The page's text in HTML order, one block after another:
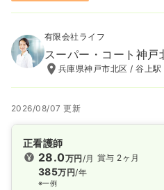
有限会社ライフ
スーパー・コート神戸
兵庫県神戸市北区 / 谷上駅
2026/08/07 更新
正看護師
28.0万円/月
385万円/年
※一例
賞与 2ヶ月